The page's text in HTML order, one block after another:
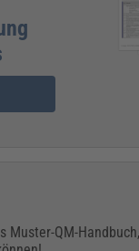
Muster-QM-